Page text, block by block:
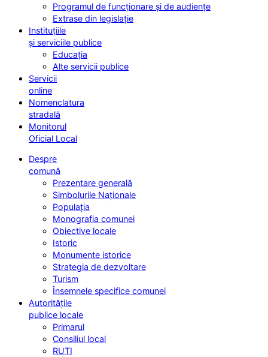
Programul de funcționare și de audiențe
Extrase din legislație
Instituțiile
și serviciile publice
Educația
Alte servicii publice
Servicii
online
Nomenclatura
stradală
Monitorul
Oficial Local
Despre
comună
Prezentare generală
Simbolurile Naționale
Populația
Monografia comunei
Obiective locale
Istoric
Monumente istorice
Strategia de dezvoltare
Turism
Însemnele specifice comunei
Autoritățile
publice locale
Primarul
Consiliul local
RUTI